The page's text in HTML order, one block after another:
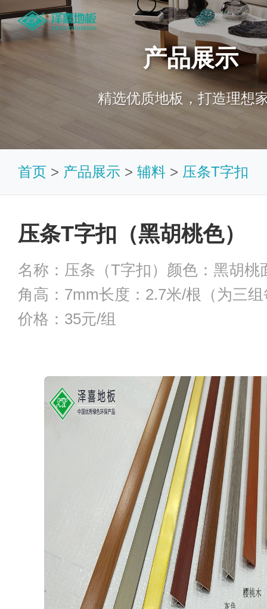
产品展示
精选优质地板，打造理想
首页 > 产品展示 > 辅料 > 压条T字扣
压条T字扣（黑胡桃色）
名称：压条（T字扣）颜色：黑胡桃
角高：7mm长度：2.7米/根（为三
价格：35元/组